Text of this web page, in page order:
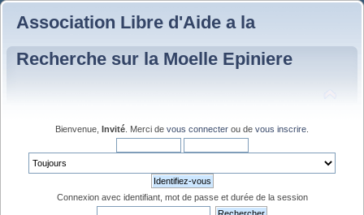
Association Libre d'Aide a la
Recherche sur la Moelle Epiniere
Bienvenue, Invité . Merci de vous connecter ou de vous inscrire
Connexion avec identifiant, mot de passe et durée de la session